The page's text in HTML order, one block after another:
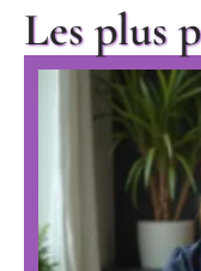
Les plus